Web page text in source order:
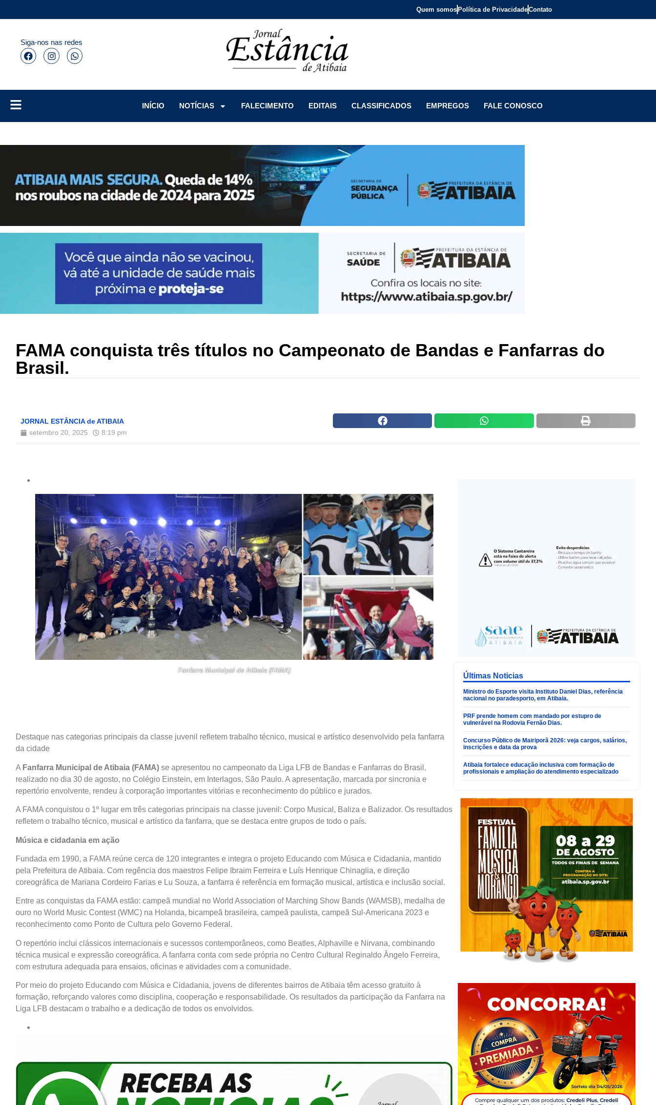
Quem somos Política de PrivacidadeContato
Siga-nos nas redes
INÍCIO
NOTÍCIAS FALECIMENTO EDITAIS CLASSIFICADOS EMPREGOS FALE CONOSCO
FAMA conquista três títulos no Campeonato de Bandas e Fanfarras do
Brasil.
JORNAL ESTÂNCIA de ATIBAIA
setembro 20, 2025
8:19 pm
Fanfarra Municipal de Atibaia (FAMA)
Destaque nas categorias principais da classe juvenil refletem trabalho técnico, musical e artístico desenvolvido pela fanfarra
da cidade
A Fanfarra Municipal de Atibaia (FAMA) se apresentou no campeonato da Liga LFB de Bandas e Fanfarras do Brasil,
realizado no dia 30 de agosto, no Colégio Einstein, em Interlagos, São Paulo. A apresentação, marcada por sincronia e
repertório envolvente, rendeu à corporação importantes vitórias e reconhecimento do público e jurados.
A FAMA conquistou o 1º lugar em três categorias principais na classe juvenil: Corpo Musical, Baliza e Balizador. Os resultados
refletem o trabalho técnico, musical e artístico da fanfarra, que se destaca entre grupos de todo o país.
Música e cidadania em ação
Fundada em 1990, a FAMA reúne cerca de 120 integrantes e integra o projeto Educando com Música e Cidadania, mantido
pela Prefeitura de Atibaia. Com regência dos maestros Felipe Ibraim Ferreira e Luís Henrique Chinaglia, e direção
coreográfica de Mariana Cordeiro Farias e Lu Souza, a fanfarra é referência em formação musical, artística e inclusão social.
Entre as conquistas da FAMA estão: campeã mundial no World Association of Marching Show Bands (WAMSB), medalha de
ouro no World Music Contest (WMC) na Holanda, bicampeã brasileira, campeã paulista, campeã Sul-Americana 2023 e
reconhecimento como Ponto de Cultura pelo Governo Federal.
O repertório inclui clássicos internacionais e sucessos contemporâneos, como Beatles, Alphaville e Nirvana, combinando
técnica musical e expressão coreográfica. A fanfarra conta com sede própria no Centro Cultural Reginaldo Ângelo Ferreira,
com estrutura adequada para ensaios, oficinas e atividades com a comunidade.
Por meio do projeto Educando com Música e Cidadania, jovens de diferentes bairros de Atibaia têm acesso gratuito à
formação, reforçando valores como disciplina, cooperação e responsabilidade. Os resultados da participação da Fanfarra na
Liga LFB destacam o trabalho e a dedicação de todos os envolvidos.
Últimas Noticias
Ministro do Esporte visita Instituto Daniel Dias, referência
nacional no paradesporto, em Atibaia.
PRF prende homem com mandado por estupro de
vulnerável na Rodovia Fernão Dias.
Concurso Público de Mairiporã 2026: veja cargos, salários,
inscrições e data da prova
Atibaia fortalece educação inclusiva com formação de
profissionais e ampliação do atendimento especializado